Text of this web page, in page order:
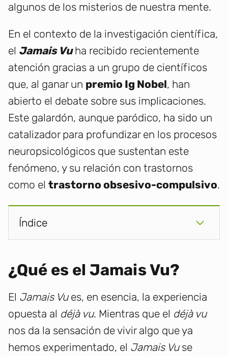
algunos de los misterios de nuestra mente.
En el contexto de la investigación científica,
el Jamais Vuha recibido recientemente
atención gracias a un grupo de científicos
que, al ganar un premio Ig Nobel, han
abierto el debate sobre sus implicaciones.
Este galardón, aunque paródico, ha sido un
catalizador para profundizar en los procesos
neuropsicológicos que sustentan este
fenómeno, y su relación con trastornos
como el trastorno obsesivo-compulsivo.
Índice
¿Qué es el Jamais Vu?
El Jamais Vues, en esencia, la experiencia
opuesta al déjà vu. Mientras que el déjà vu
nos da la sensación de vivir algo que ya
hemos experimentado, el Jamais Vuse